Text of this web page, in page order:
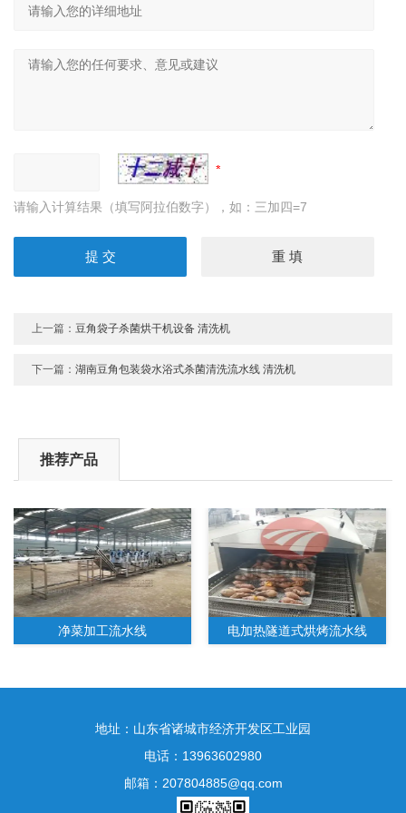
请输入计算结果（填写阿拉伯数字），如：三加四=7
上一篇： 豆角袋子杀菌烘干机设备 清洗机
下一篇：湖南豆角包装袋水浴式杀菌清洗流水线 清洗机
推荐产品
净菜加工流水线 电加热隧道式烘烤流水线
水果净菜加工生产线
地址：山东省诸城市经济开发区工业园
电话：13963602980
邮箱：207804885@qq.com